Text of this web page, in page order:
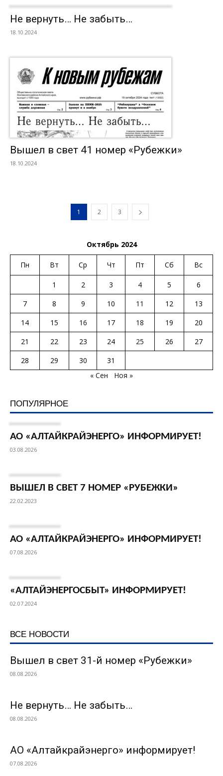
Не вернуть… Не забыть…
18.10.2024
Вышел в свет 41 номер «Рубежки»
18.10.2024
1 2 3
Октябрь 2024
Пн Вт Ср Чт Пт Сб Вс
1 2 3 4 5
6
7
8 9 10 11 12
13
14
15 16 17 18 19
20
21
22 23 24 25 26
27
28
29 30
31
« Сен
Ноя »
ПОПУЛЯРНОЕ
АО «АЛТАЙКРАЙЭНЕРГО» ИНФОРМИРУЕТ!
03.08.2026
ВЫШЕЛ В СВЕТ 7 НОМЕР «РУБЕЖКИ»
22.02.2023
АО «АЛТАЙКРАЙЭНЕРГО» ИНФОРМИРУЕТ!
07.08.2026
«АЛТАЙЭНЕРГОСБЫТ» ИНФОРМИРУЕТ!
02.07.2024
ВСЕ НОВОСТИ
Вышел в свет 31-й номер «Рубежки»
08.08.2026
Не вернуть… Не забыть…
08.08.2026
АО «Алтайкрайэнерго» информирует!
07.08.2026